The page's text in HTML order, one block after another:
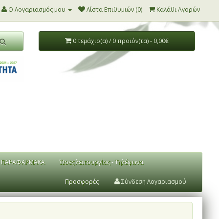
Ο Λογαριασμός μου Λίστα Επιθυμιών (0) Καλάθι Αγορών
0 τεμάχιο(α) / 0 προϊόν(τα) - 0,00€
ΠΑΡΑΦΑΡΜΑΚΑ Ώρες λειτουργίας - Τηλέφωνα
Προσφορές Σύνδεση Λογαριασμού